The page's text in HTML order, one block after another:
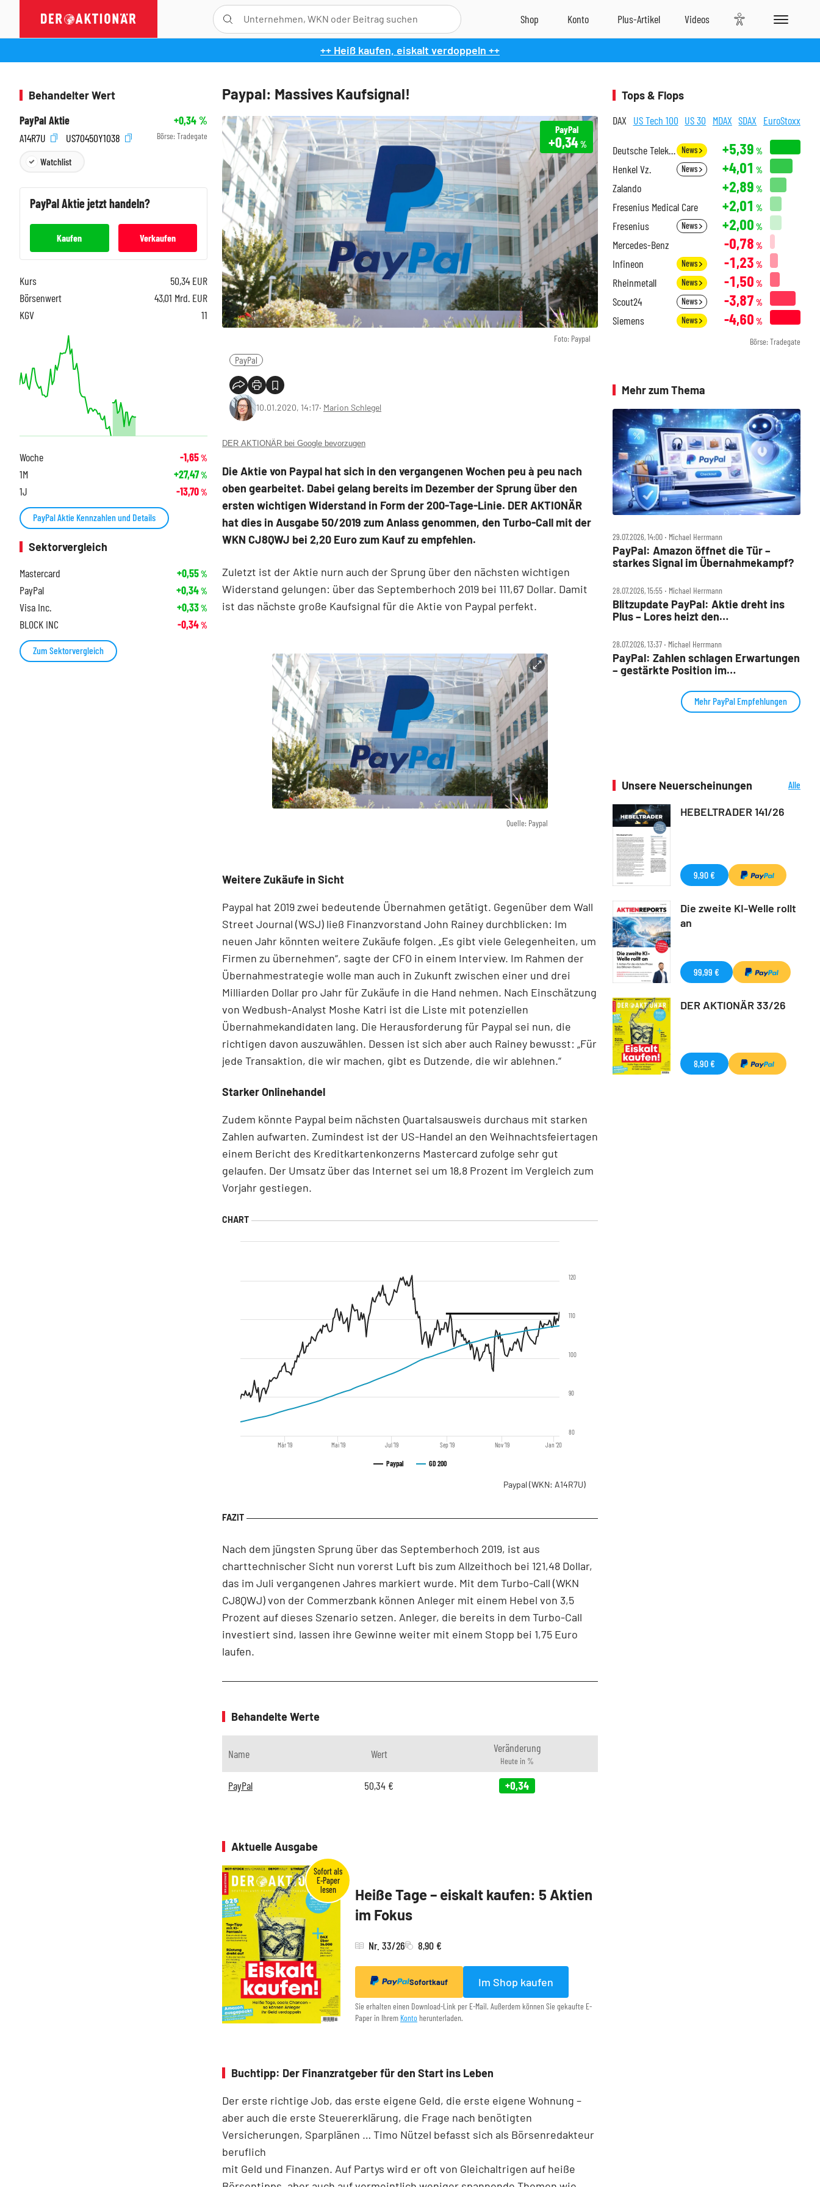
++ Heiß kaufen, eiskalt verdoppeln ++
Paypal: Massives Kaufsignal!
Foto: Paypal
PayPal
+0,34%
PayPal
10.01.2020, 14:17‧ Marion Schlegel
DER AKTIONÄR bei Google bevorzugen
Die Aktie von Paypal hat sich in den vergangenen Wochen peu à peu nach
oben gearbeitet. Dabei gelang bereits im Dezember der Sprung über den
ersten wichtigen Widerstand in Form der 200-Tage-Linie. DER AKTIONÄR
hat dies in Ausgabe 50/2019 zum Anlass genommen, den Turbo-Call mit der
WKN CJ8QWJ bei 2,20 Euro zum Kauf zu empfehlen.
Zuletzt ist der Aktie nurn auch der Sprung über den nächsten wichtigen
Widerstand gelungen: über das Septemberhoch 2019 bei 111,67 Dollar. Damit
ist das nächste große Kaufsignal für die Aktie von Paypal perfekt.
Quelle: Paypal
Weitere Zukäufe in Sicht
Paypal hat 2019 zwei bedeutende Übernahmen getätigt. Gegenüber dem Wall
Street Journal (WSJ) ließ Finanzvorstand John Rainey durchblicken: Im
neuen Jahr könnten weitere Zukäufe folgen. „Es gibt viele Gelegenheiten, um
Firmen zu übernehmen“, sagte der CFO in einem Interview. Im Rahmen der
Übernahmestrategie wolle man auch in Zukunft zwischen einer und drei
Milliarden Dollar pro Jahr für Zukäufe in die Hand nehmen. Nach Einschätzung
von Wedbush-Analyst Moshe Katri ist die Liste mit potenziellen
Übernahmekandidaten lang. Die Herausforderung für Paypal sei nun, die
richtigen davon auszuwählen. Dessen ist sich aber auch Rainey bewusst: „Für
jede Transaktion, die wir machen, gibt es Dutzende, die wir ablehnen.“
Starker Onlinehandel
Zudem könnte Paypal beim nächsten Quartalsausweis durchaus mit starken
Zahlen aufwarten. Zumindest ist der US-Handel an den Weihnachtsfeiertagen
einem Bericht des Kreditkartenkonzerns Mastercard zufolge sehr gut
gelaufen. Der Umsatz über das Internet sei um 18,8 Prozent im Vergleich zum
Vorjahr gestiegen.
Paypal GD 200
Mär '19 Mai '19 Jul '19 Sep '19 Nov '19 Jan '20
80
90
100
110
120
Paypal(WKN: A14R7U)
Nach dem jüngsten Sprung über das Septemberhoch 2019, ist aus
charttechnischer Sicht nun vorerst Luft bis zum Allzeithoch bei 121,48 Dollar,
das im Juli vergangenen Jahres markiert wurde. Mit dem Turbo-Call (WKN
CJ8QWJ) von der Commerzbank können Anleger mit einem Hebel von 3,5
Prozent auf dieses Szenario setzen. Anleger, die bereits in dem Turbo-Call
investiert sind, lassen ihre Gewinne weiter mit einem Stopp bei 1,75 Euro
laufen.
Behandelte Werte
Name Wert Veränderung
Heute in %
PayPal 50,34 € +0,34
Aktuelle Ausgabe
Heiße Tage – eiskalt kaufen: 5 Aktien
im Fokus
Nr. 33/26 8,90 €
Sofortkauf Im Shop kaufen
Sie erhalten einen Download-Link per E-Mail. Außerdem können Sie gekaufte E-
Paper in Ihrem Konto herunterladen.
Buchtipp: Der Finanzratgeber für den Start ins Leben
Der erste richtige Job, das erste eigene Geld, die erste eigene Wohnung –
aber auch die erste Steuererklärung, die Frage nach benötigten
Versicherungen, Sparplänen … Timo Nützel befasst sich als Börsenredakteur
beruflich
mit Geld und Finanzen. Auf Partys wird er oft von Gleichaltrigen auf heiße
Behandelter Wert
PayPal Aktie
+0,34%
A14R7U
US70450Y1038 Börse: Tradegate
Watchlist
PayPalAktie jetzt handeln?
Kaufen Verkaufen
Kurs 50,34 EUR
Börsenwert
43,01 Mrd. EUR
KGV
11
Woche -1,65%
1M +27,47%
1J -13,70%
PayPal Aktie Kennzahlen und Details
Sektorvergleich
Mastercard
+0,55%
PayPal +0,34%
Visa Inc. +0,33%
BLOCK INC -0,34%
Zum Sektorvergleich
Tops & Flops
DAX US Tech 100 US 30 MDAX SDAX EuroStoxx
Deutsche Telekom News +5,39 %
Henkel Vz. News +4,01 %
Zalando +2,89 %
Fresenius Medical Care +2,01 %
Fresenius News +2,00 %
Mercedes-Benz -0,78 %
Infineon News -1,23 %
Rheinmetall News -1,50 %
Scout24 News -3,87 %
Siemens News -4,60 %
Börse: Tradegate
Mehr zum Thema
29.07.2026, 14:00 ‧ Michael Herrmann
PayPal: Amazon öffnet die Tür –
starkes Signal im Übernahmekampf?
28.07.2026, 15:55 ‧ Michael Herrmann
Blitzupdate PayPal: Aktie dreht ins
Plus – Lores heizt den
28.07.2026, 13:37 ‧ Michael Herrmann
PayPal: Zahlen schlagen Erwartungen
– gestärkte Position im
Mehr PayPal Empfehlungen
Unsere Neuerscheinungen
Alle
HEBELTRADER 141/26
9,90 €
Die zweite KI-Welle rollt
an
99,99 €
DER AKTIONÄR 33/26
8,90 €